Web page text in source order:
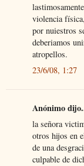
violencia
por nuiestros
deberiamos
atropellos.
23/6/08, 1:27
Anónimo
la señora
otros hijos en
de una
culpable de